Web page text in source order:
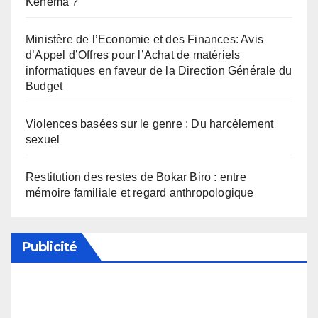
Ministère de l’Economie et des Finances: Avis
d’Appel d’Offres pour l’Achat de matériels
informatiques en faveur de la Direction Générale du
Budget
Violences basées sur le genre : Du harcèlement
sexuel
Restitution des restes de Bokar Biro : entre
mémoire familiale et regard anthropologique
Publicité